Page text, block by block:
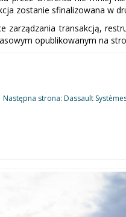
zostanie sfinalizowana w
transakcją,
opublikowanym na
Następna strona: Dassault